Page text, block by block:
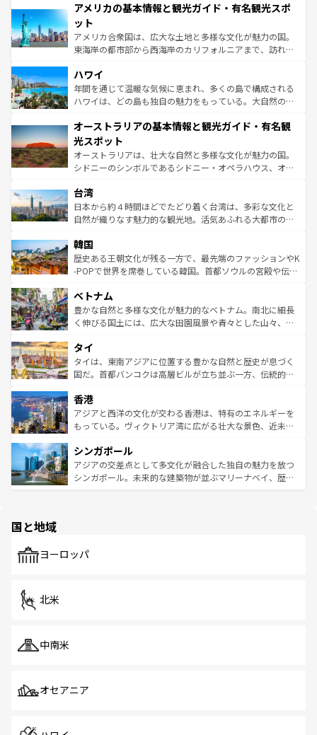
ンツ一覧を参照してほしい。
の建物がそのまま残る町や、スイスならではのユニークな
博物館もあり、アルプス観光だけでなく町歩きも満喫する
ことができる。国民の所得が高いため物価も高いが、旅行
者向けの交通パス提供のサービスもあり、うまく活用すれ
着のスイス情報は
アメリカの基本情報と観光ガイド・有名観光スポ
ット
アメリカ合衆国は、広大な土地と多様な文化が魅力の国。
東海岸の都市部から西海岸のカリフォルニアまで、訪れる
のような巨大都市は、観光、ショッピング、エンターテイ
ンメントが詰まった刺激的なスポットだ。一方、アメリカ
西部には大自然が広がり、グランドキャニオンやイエロー
部のニューオーリンズでは、音楽と美食が融合した独特の
文化が魅力。旅行者はアメリカの各地域で異なる魅力を楽
しみながら、その多様性と豊かな歴史を感じることができ
るだろう。車でのロードトリップや列車の旅も、アメリカ
情報は
ハワイ
年間を通じて温暖な気候に恵まれ、多くの島で構成される
ハワイは、どの島も独自の魅力をもっている。大自然の神
ワイ島は見逃せない。また、定番の観光地といえばオアフ
島だが、静かな自然を求めるならマウイ島やカウアイ島が
おすすめ。エメラルドグリーンに輝く海をはじめ、豊かな
文化や歴史が息づいている。「アロハスピリット」と呼ば
人々、おいしいローカルフードやハワイアンミュージッ
ク、伝統的なフラダンスなど、すべてがハワイの魅力を彩
っている。訪れるたびに新しい発見と感動が待っているハ
はコンテンツ一覧
オーストラリアの基本情報と観光ガイド・有名観
光スポット
オーストラリアは、壮大な自然と多様な文化が魅力の国。
シドニーのシンボルであるシドニー・オペラハウス、オー
リアリーフや大陸中央部にそびえるウルル（エアーズロッ
ク）、タスマニアの美しい原生林やケアンズの熱帯雨林な
ど、見どころがたくさん。また、カフェやワイン、オージ
いる。アクティビティも充実しており、サーフィンやダイ
ビング、ハイキングなど、アウトドア好きにはたまらな
い。オーストラリアの多彩な魅力を存分に味わいつくそ
参照してほしい。
台湾
日本から約４時間ほどでたどり着く台湾は、多彩な文化と
自然が織りなす魅力的な観光地。活気あふれる大都市の台
ン）、静ひつな山岳地帯である台湾東部など、都市の喧騒
と山間の静けさが共存しており、訪れる人に新しい発見と
驚きをもたらしてくれる。また、奥深い台湾の食文化も魅
容にもいいと評判のスイーツなど、バラエティ豊かな料理
が味わえる。 なお、新着の台湾情報は コンテンツ一覧を参
照してほしい。
韓国
歴史ある王朝文化が残る一方で、最先端のファッションやK
-POPで世界を席巻している韓国。首都ソウルの宮殿や伝統
き、地方に足を延ばせば四季折々の自然美を楽しむことが
できる。そして、キムチや焼肉、絶品のストリートフード
まで、さまざまな韓国料理が待っている。夜には、韓国な
リティに包まれながら、韓国の多彩な魅力を心ゆくまで味
わってみてほしい。 なお、新着の韓国情報はコンテンツ一
覧を参照してほしい。
ベトナム
豊かな自然と多様な文化が魅力的なベトナム。南北に細長
く伸びる国土には、広大な田園風景や青々とした山々、世
急速な発展と共に伝統が息づく。ハノイの古い町並みやホ
ーチミン市のフランス統治時代の建物も、独特の雰囲気を
醸し出している。また、バラエティの豊かさとおいしさで
とつ。フォーやバインミー、ベトナムコーヒーなどは、ぜ
ひ現地で味わいたい。どの地域を訪れてもあたたかい人々
が旅行者を迎えてくれるので、きっと忘れられない旅にな
参照してほしい。
タイ
タイは、東南アジアに位置する豊かな自然と歴史が息づく
国だ。首都バンコクは高層ビルが立ち並ぶ一方、伝統的な
の活気が交差している。北部ではチェンマイなどの山岳地
帯で自然と触れ合い、南部ではプーケットやクラビの美し
いビーチでリゾート気分を楽しむことができる。タイ料理
激する。気候は一年中温暖で、どの季節にも異なる楽しみ
が待っている。親しみやすいタイの人々、仏教を中心とし
た文化、そして多様な観光資源が、訪れる旅人を魅了し続
香港
アジアと西洋の文化が交わる香港は、特有のエネルギーを
もっている。ヴィクトリア湾に広がる壮大な景色、近未来
み、どこを訪れても感動するはず。観光スポットが密集し
ており、効率よく見どころを回れるのも魅力。息をのむよ
うな絶景から文化的な体験まで、香港を存分に楽しみ尽く
シンガポール
アジアの交差点として多文化が融合した独自の魅力を放つ
シンガポール。未来的な建築物が並ぶマリーナベイ、歴史
で、ホーカーズは地元の風情を楽しめる外せないスポット
国と地域
ヨーロッパ
北米
中南米
オセアニア